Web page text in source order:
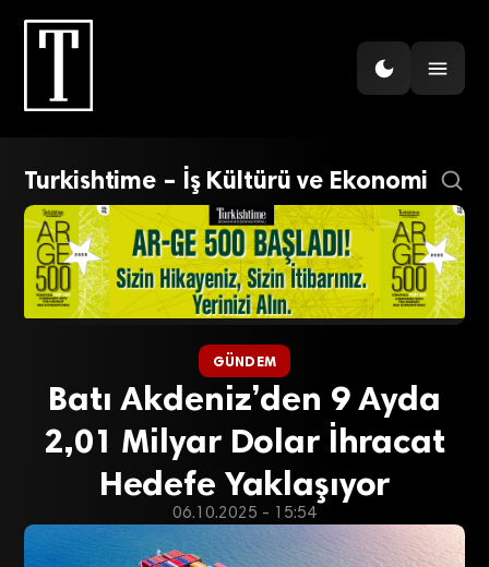
Turkishtime – İş Kültürü ve Ekonomi
GÜNDEM
Batı Akdeniz’den 9 Ayda
2,01 Milyar Dolar İhracat
Hedefe Yaklaşıyor
06.10.2025 - 15:54